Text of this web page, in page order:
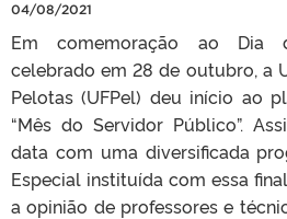
04/08/2021
Em comemoração ao Dia
celebrado em 28 de outubro, a
Pelotas (UFPel) deu início ao
“Mês do Servidor Público”.
data com uma diversificada
Especial instituída com essa
a opinião de professores e